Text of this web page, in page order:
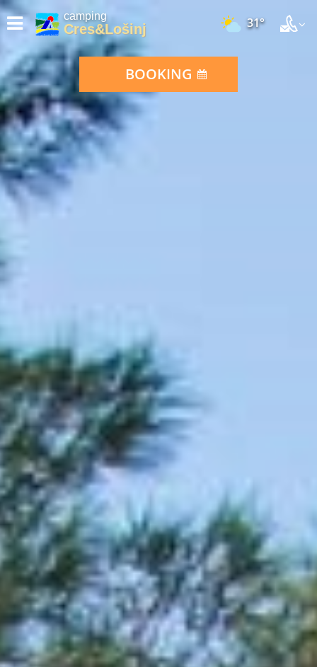
camping
Cres&Lošinj 31°
BOOKING